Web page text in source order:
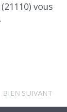
vous
BIEN SUIVANT